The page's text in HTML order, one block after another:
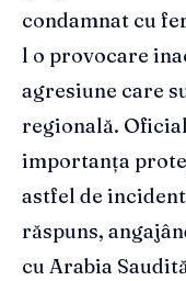
condamnat cu
l o provocare
agresiune care
regională.
importanța
astfel de
răspuns,
cu Arabia